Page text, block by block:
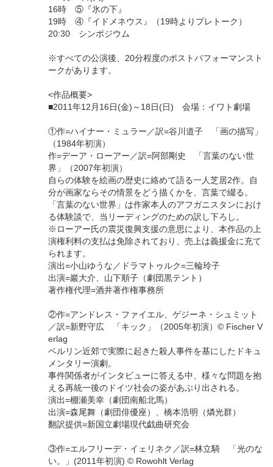
16時 ⑤『氷の下』
19時 ④『イドメネウス』（19時よりプレトーク）
20:30 シンポジウム
※すべての公演後、20分程度のポストパフォーマンスト
ークがあります。
<作品概要>
■2011年12月16日(金)～18日(日) 会場：イワト劇場
①作=ハイナー・ミュラー／訳=谷川道子 「画の描写」
（1984年初演）
作=デーア・ローアー／訳=阿部剛史 「言葉のない世
界」（2007年初演）
自らの体験を絵画の歴史に絡めて語る一人芝居2作。自
分が画家ならその情景をどう描くかを、言葉で綴る。
「言葉のない世界」は作家本人のアフガニスタンにおけ
る体験談で、当リーディングのための訳し下ろし。
※ローアー氏の震災復興支援の意思により、本作品の上
演権利料の支払は免除されており、売上は義援金に充て
られます。
演出=小山ゆうな／ドラマトゥルク=三輪玲子
出演=巖大介、山下順子（劇団黒テント）
著作権代理=酒井著作権事務所
②作=アンドレス・ファイエル、ゲジーネ・シュミット
／訳=新野守広 「キック」（2005年初演）© Fischer V
erlag
ベルリン近郊で実際に起きた殺人事件を基にしたドキュ
メンタリー演劇。
事件関係者がインタビューに答える中、様々な問題を抱
える再統一後のドイツ社会の姿があぶり出される。
演出=棚瀬美幸（劇団南船北馬）
出演=森尾舞（劇団俳優座）、橋本浩明（燐光群）
翻訳提供=新国立劇場現代戯曲研究会
③作=エルフリーデ・イェリネク／訳=林立騎 「光のな
い。」(2011年初演) © Rowohlt Verlag